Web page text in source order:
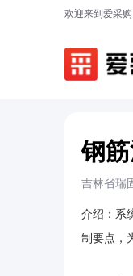
欢迎来到爱采
钢
吉林省瑞
介绍： 系
制要点，